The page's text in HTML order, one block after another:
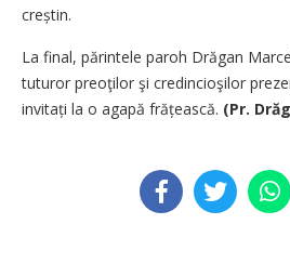
creștin.
La final, părintele paroh Drăgan
tuturor preoţilor şi credincioşilor
invitați la o agapă frățească. (Pr.